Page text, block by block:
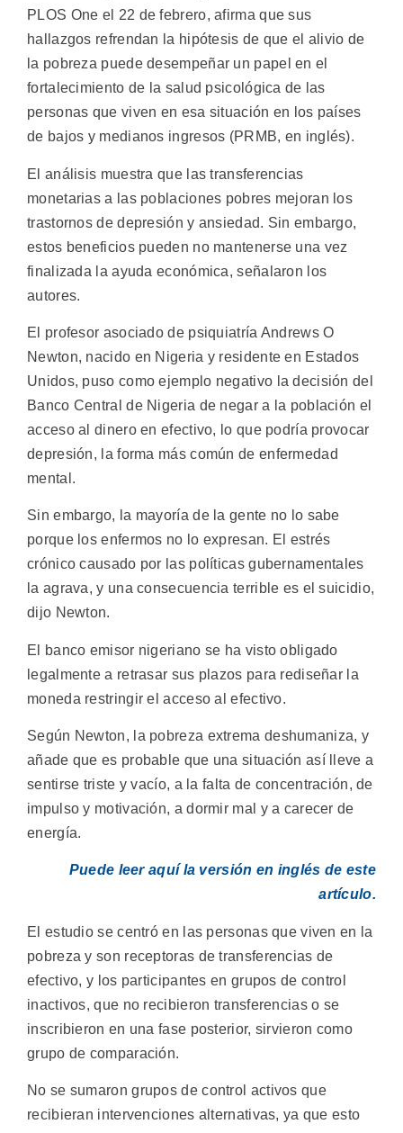
PLOS One el 22 de febrero, afirma que sus
hallazgos refrendan la hipótesis de que el alivio de
la pobreza puede desempeñar un papel en el
fortalecimiento de la salud psicológica de las
personas que viven en esa situación en los países
de bajos y medianos ingresos (PRMB, en inglés).
El análisis muestra que las transferencias
monetarias a las poblaciones pobres mejoran los
trastornos de depresión y ansiedad. Sin embargo,
estos beneficios pueden no mantenerse una vez
finalizada la ayuda económica, señalaron los
autores.
El profesor asociado de psiquiatría Andrews O
Newton, nacido en Nigeria y residente en Estados
Unidos, puso como ejemplo negativo la decisión del
Banco Central de Nigeria de negar a la población el
acceso al dinero en efectivo, lo que podría provocar
depresión, la forma más común de enfermedad
mental.
Sin embargo, la mayoría de la gente no lo sabe
porque los enfermos no lo expresan. El estrés
crónico causado por las políticas gubernamentales
la agrava, y una consecuencia terrible es el suicidio,
dijo Newton.
El banco emisor nigeriano se ha visto obligado
legalmente a retrasar sus plazos para rediseñar la
moneda restringir el acceso al efectivo.
Según Newton, la pobreza extrema deshumaniza, y
añade que es probable que una situación así lleve a
sentirse triste y vacío, a la falta de concentración, de
impulso y motivación, a dormir mal y a carecer de
energía.
Puede leer aquí la versión en inglés de este
artículo.
El estudio se centró en las personas que viven en la
pobreza y son receptoras de transferencias de
efectivo, y los participantes en grupos de control
inactivos, que no recibieron transferencias o se
inscribieron en una fase posterior, sirvieron como
grupo de comparación.
No se sumaron grupos de control activos que
recibieran intervenciones alternativas, ya que esto